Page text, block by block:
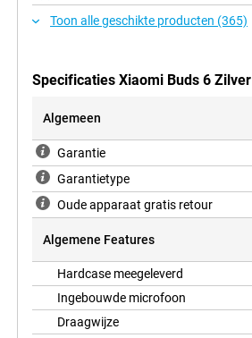
Toon alle geschikte producten (365)
Specificaties Xiaomi Buds 6 Zilver
Algemeen
Garantie
Garantietype
Oude apparaat gratis retour
Algemene Features
Hardcase meegeleverd
Ingebouwde microfoon
Draagwijze